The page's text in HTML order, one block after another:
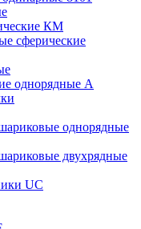
КМ
сферические
однорядные А
однорядные
двухрядные
UC